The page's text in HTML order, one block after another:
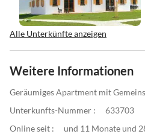
Alle Unterkünfte anzeigen
Weitere Informationen
Geräumiges Apartment mit
Unterkunfts-Nummer :
633703
Online seit :
und 11 Monate und